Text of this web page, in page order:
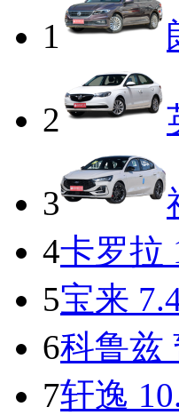
1
2
3
4卡罗拉
5宝来
6科鲁兹
7轩逸